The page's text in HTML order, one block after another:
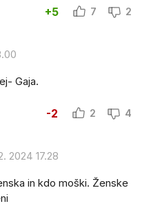
+5 7 2
Gaja.
-2 2 4
2024 17.28
in kdo moški. Ženske